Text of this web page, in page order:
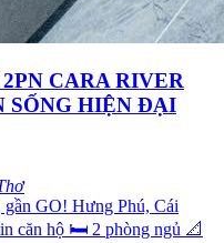
CARA RIVER
SỐNG HIỆN ĐẠI
GO! Hưng Phú, Cái
căn hộ 🛏️ 2 phòng ngủ 📐